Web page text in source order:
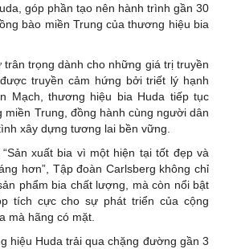
góp phần tạo nên hành trình gần 30
bào miền Trung của thương hiệu bia
trọng dành cho những giá trị truyền
truyền cảm hứng bởi triết lý hạnh
Mạch, thương hiệu bia Huda tiếp tục
miền Trung, đồng hành cùng người dân
xây dựng tương lai bền vững.
xuất bia vì một hiện tại tốt đẹp và
hơn”, Tập đoàn Carlsberg không chỉ
phẩm bia chất lượng, mà còn nổi bật
tích cực cho sự phát triển của cộng
mà hãng có mặt.
hiệu Huda trải qua chặng đường gần 3